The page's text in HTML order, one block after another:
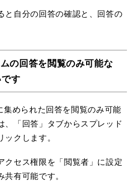
と自分の回答の確認と、回答の
の回答を閲覧のみ可能な
す
められた回答を閲覧のみ可能
、「回答」タブからスプレッド
クします。
クセス権限を「閲覧者」に設定
有可能です。